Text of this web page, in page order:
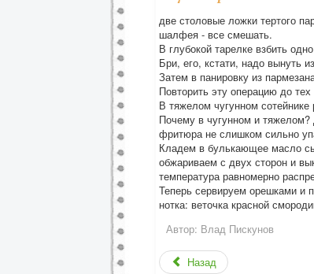
две столовые ложки тертого
шалфея - все смешать.
В глубокой тарелке взбить
Бри, его, кстати, надо вынуть
Затем в панировку из
Повторить эту операцию до
В тяжелом чугунном сотейнике
Почему в чугунном и
фритюра не слишком сильно
Кладем в булькающее масло
обжариваем с двух сторон и
температура равномерно
Теперь сервируем орешками и
нотка: веточка красной
Автор: Влад Пискунов
Назад